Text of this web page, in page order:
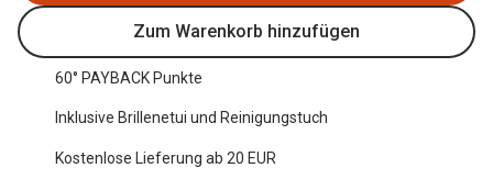
Trends
Ray-Ban Meta
Farbe
Zum Warenkorb hinzufügen
60° PAYBACK Punkte
Inklusive Brillenetui und Reinigungstuch
Kostenlose Lieferung ab 20 EUR